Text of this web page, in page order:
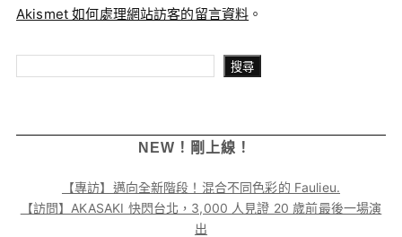
Akismet 如何處理網站訪客的留言資料 。
搜尋
NEW！剛上線！
【專訪】邁向全新階段！混合不同色彩的 Faulieu.
【訪問】AKASAKI 快閃台北，3,000 人見證 20 歲前最後一場演
出